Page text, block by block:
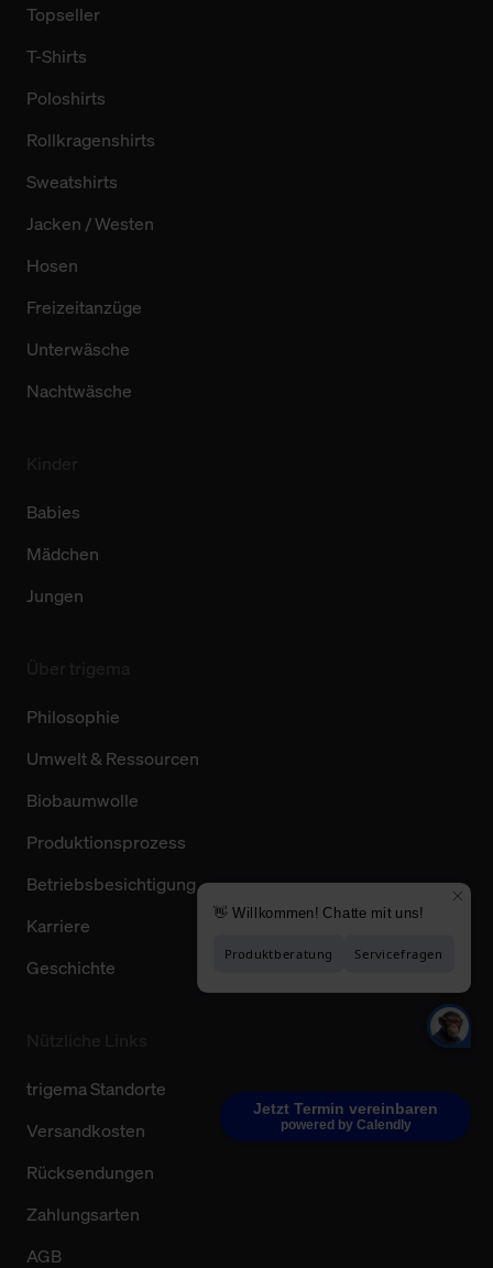
Jetzt Termin vereinbaren
powered by Calendly
Topseller
T-Shirts
Poloshirts
Rollkragenshirts
Sweatshirts
Jacken / Westen
Hosen
Freizeitanzüge
Unterwäsche
Nachtwäsche
Babies
Mädchen
Jungen
Philosophie
Umwelt & Ressourcen
Biobaumwolle
Produktionsprozess
Betriebsbesichtigung
Karriere
Geschichte
trigema Standorte
Versandkosten
Rücksendungen
Zahlungsarten
AGB